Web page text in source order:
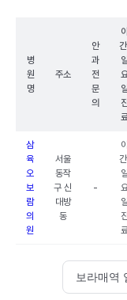
병
원
명
주소
안
과
전
문
의
일
일
진
삼
육
오
보
람
의
원
서울
동작
구 신
대방
동
-
일
일
진
보라매역